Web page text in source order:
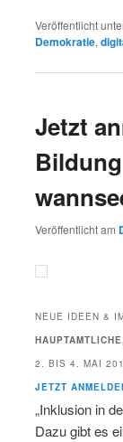
Veröffentlicht
Demokratie,
Jetzt
Veröffentlicht am
NEUE IDEEN &
2. BIS 4. MAI
JETZT
„Inklusion in
Dazu gibt es